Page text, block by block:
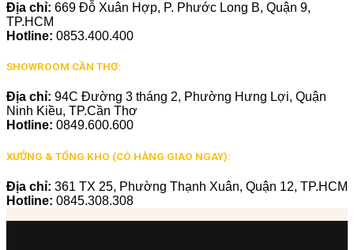
Địa chỉ: 669 Đỗ Xuân Hợp, P. Phước Long B, Quận 9,
TP.HCM
Hotline: 0853.400.400
SHOWROOM CẦN THƠ:
Địa chỉ: 94C Đường 3 tháng 2, Phường Hưng Lợi, Quận
Ninh Kiều, TP.Cần Thơ
Hotline: 0849.600.600
XƯỞNG & TỔNG KHO (CÓ HÀNG GIAO NGAY):
Địa chỉ: 361 TX 25, Phường Thạnh Xuân, Quận 12, TP.HCM
Hotline: 0845.308.308